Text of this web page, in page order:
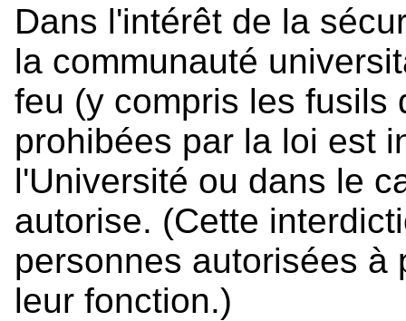
Dans l'intérêt de la
la communauté
feu (y compris les fusils
prohibées par la loi est
l'Université ou dans le
autorise. (Cette
personnes autorisées à
leur fonction.)